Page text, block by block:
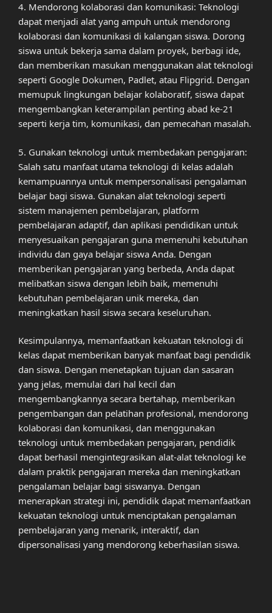
4. Mendorong kolaborasi dan komunikasi: Teknologi
dapat menjadi alat yang ampuh untuk mendorong
kolaborasi dan komunikasi di kalangan siswa. Dorong
siswa untuk bekerja sama dalam proyek, berbagi ide,
dan memberikan masukan menggunakan alat teknologi
seperti Google Dokumen, Padlet, atau Flipgrid. Dengan
memupuk lingkungan belajar kolaboratif, siswa dapat
mengembangkan keterampilan penting abad ke-21
seperti kerja tim, komunikasi, dan pemecahan masalah.
5. Gunakan teknologi untuk membedakan pengajaran:
Salah satu manfaat utama teknologi di kelas adalah
kemampuannya untuk mempersonalisasi pengalaman
belajar bagi siswa. Gunakan alat teknologi seperti
sistem manajemen pembelajaran, platform
pembelajaran adaptif, dan aplikasi pendidikan untuk
menyesuaikan pengajaran guna memenuhi kebutuhan
individu dan gaya belajar siswa Anda. Dengan
memberikan pengajaran yang berbeda, Anda dapat
melibatkan siswa dengan lebih baik, memenuhi
kebutuhan pembelajaran unik mereka, dan
meningkatkan hasil siswa secara keseluruhan.
Kesimpulannya, memanfaatkan kekuatan teknologi di
kelas dapat memberikan banyak manfaat bagi pendidik
dan siswa. Dengan menetapkan tujuan dan sasaran
yang jelas, memulai dari hal kecil dan
mengembangkannya secara bertahap, memberikan
pengembangan dan pelatihan profesional, mendorong
kolaborasi dan komunikasi, dan menggunakan
teknologi untuk membedakan pengajaran, pendidik
dapat berhasil mengintegrasikan alat-alat teknologi ke
dalam praktik pengajaran mereka dan meningkatkan
pengalaman belajar bagi siswanya. Dengan
menerapkan strategi ini, pendidik dapat memanfaatkan
kekuatan teknologi untuk menciptakan pengalaman
pembelajaran yang menarik, interaktif, dan
dipersonalisasi yang mendorong keberhasilan siswa.